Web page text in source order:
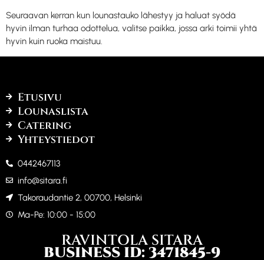
Seuraavan kerran kun lounastauko lähestyy ja haluat syödä
hyvin ilman turhaa odottelua, valitse paikka, jossa arki toimii yhtä
hyvin kuin ruoka maistuu.
RAVINTOLA SITARA
BUSINESS ID: 3471845-9
0442467113
info@sitara.fi
Takoraudantie 2, 00700, Helsinki
Ma-Pe: 10:00 - 15:00
Etusivu
Lounaslista
Catering
Yhteystiedot